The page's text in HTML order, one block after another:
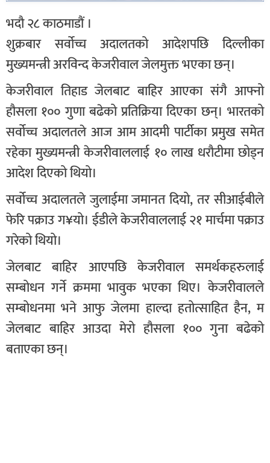
भदौ २८ काठमाडौं ।
शुक्रबार सर्वोच्च अदालतको आदेशपछि दिल्लीका
मुख्यमन्त्री अरविन्द केजरीवाल जेलमुक्त भएका छन्।
केजरीवाल तिहाड जेलबाट बाहिर आएका संगै आफ्नो
हौसला १०० गुणा बढेको प्रतिक्रिया दिएका छन्। भारतको
सर्वोच्च अदालतले आज आम आदमी पार्टीका प्रमुख समेत
रहेका मुख्यमन्त्री केजरीवाललाई १० लाख धरौटीमा छोड्न
आदेश दिएको थियो।
सर्वोच्च अदालतले जुलाईमा जमानत दियो, तर सीआईबीले
फेरि पक्राउ ग¥यो। ईडीले केजरीवाललाई २१ मार्चमा पक्राउ
गरेको थियो।
जेलबाट बाहिर आएपछि केजरीवाल समर्थकहरुलाई
सम्बोधन गर्ने क्रममा भावुक भएका थिए। केजरीवालले
सम्बोधनमा भने आफु जेलमा हाल्दा हतोत्साहित हैन, म
जेलबाट बाहिर आउदा मेरो हौसला १०० गुना बढेको
बताएका छन्।